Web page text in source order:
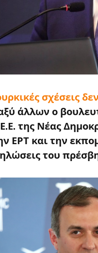
σχέσεις
άλλων ο
της Νέας
ΕΡΤ και την
του